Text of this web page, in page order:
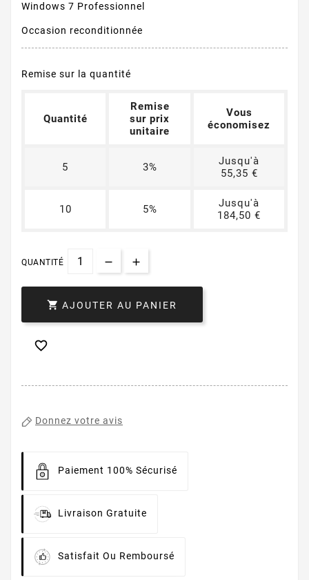
Windows 7 Professionnel
Occasion reconditionnée
Remise sur la quantité
Quantité
Remise
sur prix
unitaire
Vous
économisez
5 3%
Jusqu'à
55,35 €
10 5%
Jusqu'à
184,50 €
QUANTITÉ
 AJOUTER AU PANIER

Donnez votre avis
Paiement 100% Sécurisé
Livraison Gratuite
Satisfait Ou Remboursé